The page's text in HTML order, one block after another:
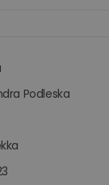
Podleska